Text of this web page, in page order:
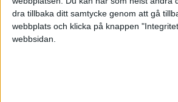
dra tillbaka ditt samtycke genom att gå
webbplats och klicka på knappen
webbsidan.